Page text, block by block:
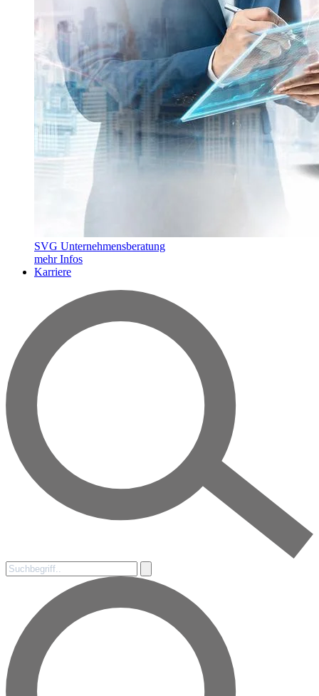
SVG Unternehmensberatung
mehr Infos
Karriere